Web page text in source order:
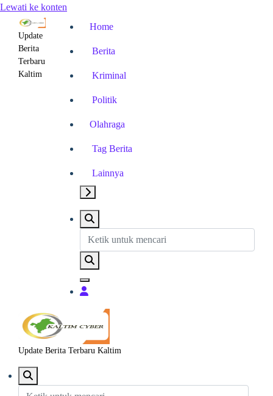
Lewati ke konten
Update
Berita
Terbaru
Kaltim
Home
Berita
Kriminal
Politik
Olahraga
Tag Berita
Lainnya
Update Berita Terbaru Kaltim